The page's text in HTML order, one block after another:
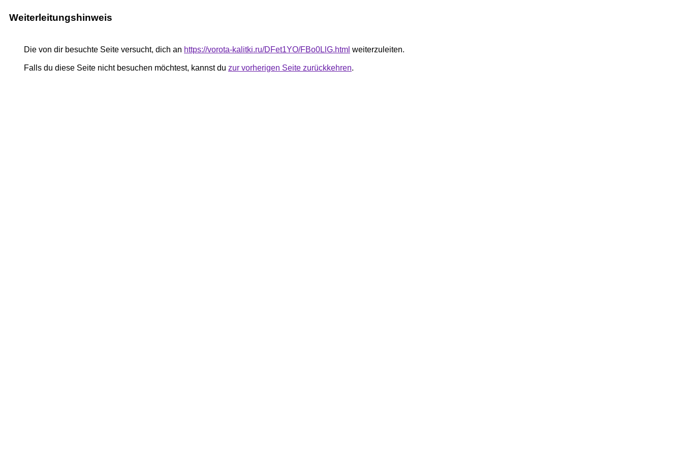
Weiterleitungshinweis
Die von dir besuchte Seite versucht, dich an https://vorota-kalitki.ru/DFet1YO/FBo0LlG.html weiterzuleiten.
Falls du diese Seite nicht besuchen möchtest, kannst du zur vorherigen Seite zurückkehren.